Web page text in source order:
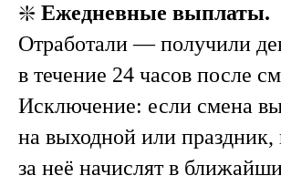
❇️ Ежедневные выплаты.
Отработали — получили
в течение 24 часов после
Исключение: если смена
на выходной или праздник,
за неё начислят в